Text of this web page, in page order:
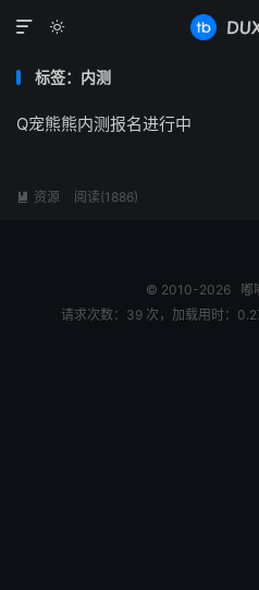


标签：内测
Q宠熊熊内测报名进行中
 资源 阅读(1886)
© 2010-2026 嘟
请求次数：39 次，加载用时：